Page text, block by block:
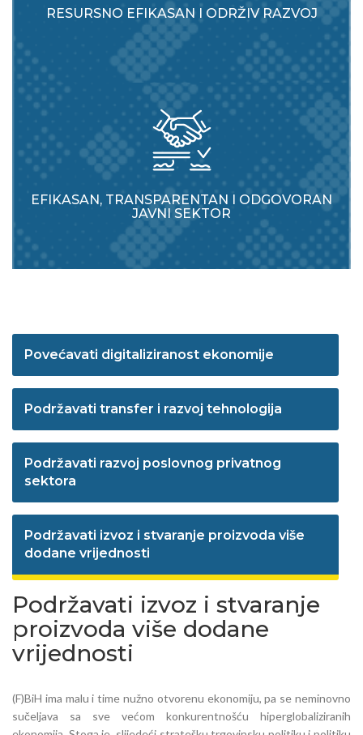
RESURSNO EFIKASAN I ODRŽIV RAZVOJ
EFIKASAN, TRANSPARENTAN I ODGOVORAN
JAVNI SEKTOR
Povećavati digitaliziranost ekonomije
Podržavati transfer i razvoj tehnologija
Podržavati razvoj poslovnog privatnog
sektora
Podržavati izvoz i stvaranje proizvoda više
dodane vrijednosti
Podržavati izvoz i stvaranje
proizvoda više dodane
vrijednosti
(F)BiH ima malu i time nužno otvorenu ekonomiju, pa se neminovno
sučeljava sa sve većom konkurentnošću hiperglobaliziranih